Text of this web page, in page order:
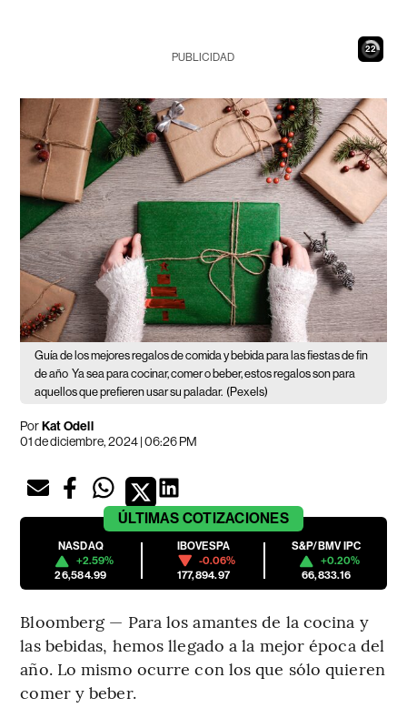
21
PUBLICIDAD
Guía de los mejores regalos de comida y bebida para las fiestas de fin
de año Ya sea para cocinar, comer o beber, estos regalos son para
aquellos que prefieren usar su paladar. (Pexels)
PorKat Odell
01 de diciembre, 2024 | 06:26 PM
ÚLTIMAS COTIZACIONES
NASDAQ
+2.59%
26,584.99
IBOVESPA
-0.06%
177,894.97
S&P/BMV IPC
+0.20%
66,833.16
Bloomberg — Para los amantes de la cocina y
las bebidas, hemos llegado a la mejor época del
año. Lo mismo ocurre con los que sólo quieren
comer y beber.